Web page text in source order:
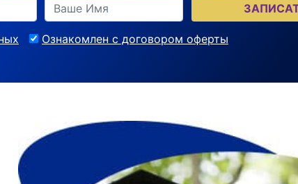
Ознакомлен с договором оферты